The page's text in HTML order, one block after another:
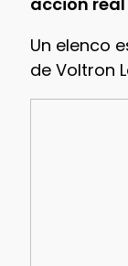
Un elenco
de Voltron